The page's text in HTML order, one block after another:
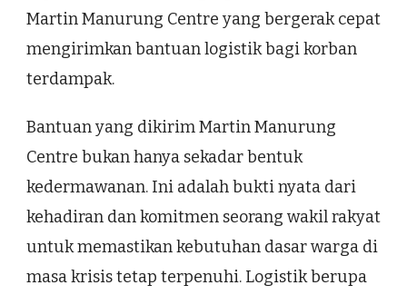
Martin Manurung Centre yang bergerak cepat
mengirimkan bantuan logistik bagi korban
terdampak.
Bantuan yang dikirim Martin Manurung
Centre bukan hanya sekadar bentuk
kedermawanan. Ini adalah bukti nyata dari
kehadiran dan komitmen seorang wakil rakyat
untuk memastikan kebutuhan dasar warga di
masa krisis tetap terpenuhi. Logistik berupa